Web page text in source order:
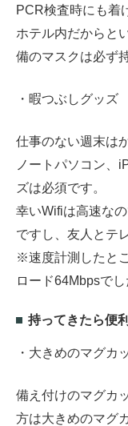
PCR検査時にも着
ホテル内だからと
備のマスクは必ず
・暇つぶしグッズ
仕事のない週末は
ノートパソコン、
ズは必須です。
幸いWifiは高速な
ですし、友人とテ
※速度計測したと
ロード64Mbpsでし
持ってきたら便
・大きめのマグカ
備え付けのマグカ
方は大きめのマグ